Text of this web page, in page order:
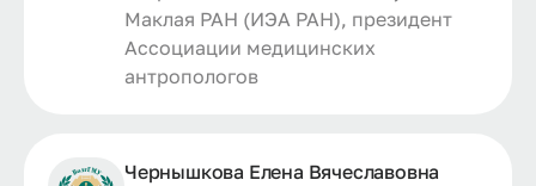
Маклая РАН (ИЭА РАН), президент
Ассоциации медицинских
антропологов
Чернышкова Елена Вячеславовна